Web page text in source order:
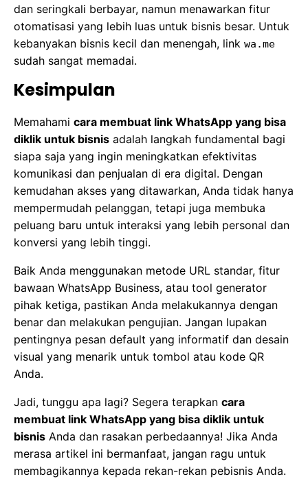
dan seringkali berbayar, namun menawarkan fitur
otomatisasi yang lebih luas untuk bisnis besar. Untuk
kebanyakan bisnis kecil dan menengah, link wa.me
sudah sangat memadai.
Kesimpulan
Memahami cara membuat link WhatsApp yang bisa
diklik untuk bisnis adalah langkah fundamental bagi
siapa saja yang ingin meningkatkan efektivitas
komunikasi dan penjualan di era digital. Dengan
kemudahan akses yang ditawarkan, Anda tidak hanya
mempermudah pelanggan, tetapi juga membuka
peluang baru untuk interaksi yang lebih personal dan
konversi yang lebih tinggi.
Baik Anda menggunakan metode URL standar, fitur
bawaan WhatsApp Business, atau tool generator
pihak ketiga, pastikan Anda melakukannya dengan
benar dan melakukan pengujian. Jangan lupakan
pentingnya pesan default yang informatif dan desain
visual yang menarik untuk tombol atau kode QR
Anda.
Jadi, tunggu apa lagi? Segera terapkan cara
membuat link WhatsApp yang bisa diklik untuk
bisnis Anda dan rasakan perbedaannya! Jika Anda
merasa artikel ini bermanfaat, jangan ragu untuk
membagikannya kepada rekan-rekan pebisnis Anda.